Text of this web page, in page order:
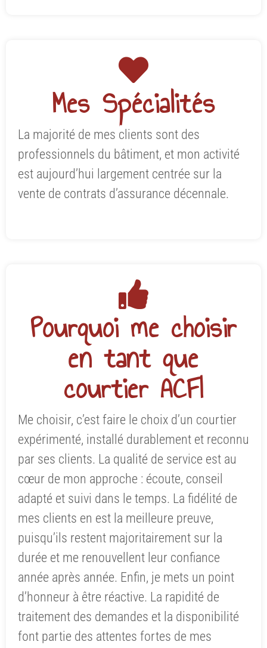
Mes Spécialités
La majorité de mes clients sont des
professionnels du bâtiment, et mon activité
est aujourd’hui largement centrée sur la
vente de contrats d’assurance décennale.
Pourquoi me choisir
en tant que
courtier ACFI
Me choisir, c’est faire le choix d’un courtier
expérimenté, installé durablement et reconnu
par ses clients. La qualité de service est au
cœur de mon approche : écoute, conseil
adapté et suivi dans le temps. La fidélité de
mes clients en est la meilleure preuve,
puisqu’ils restent majoritairement sur la
durée et me renouvellent leur confiance
année après année. Enfin, je mets un point
d’honneur à être réactive. La rapidité de
traitement des demandes et la disponibilité
font partie des attentes fortes de mes